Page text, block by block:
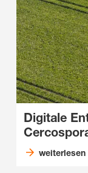
Digitale
weiterlesen